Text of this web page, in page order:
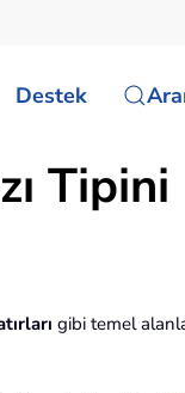
Destek
Tipini
gibi temel